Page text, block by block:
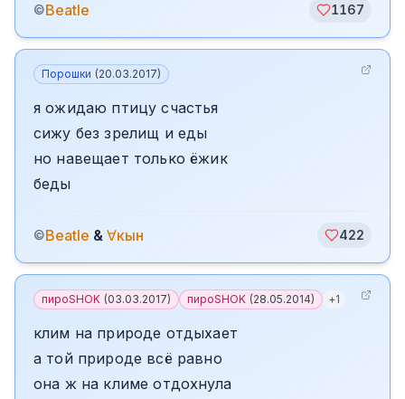
©Beatle 1167
Порошки (20.03.2017)
я ожидаю птицу счастья
сижу без зрелищ и еды
но навещает только ёжик
беды
©Beatle & ∀кын 422
пироSHOK (03.03.2017) пироSHOK (28.05.2014) +1
клим на природе отдыхает
а той природе всё равно
она ж на климе отдохнула